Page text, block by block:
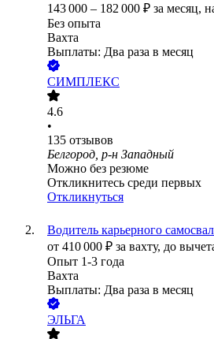
143 000 – 182 000 ₽ за месяц,
Без опыта
Вахта
Выплаты: Два раза в месяц
СИМПЛЕКС
4.6
•
135 отзывов
Белгород, р-н Западный
Можно без резюме
Откликнитесь среди первых
Откликнуться
Водитель карьерного
от 410 000 ₽ за вахту, до
Опыт 1-3 года
Вахта
Выплаты: Два раза в месяц
ЭЛЬГА